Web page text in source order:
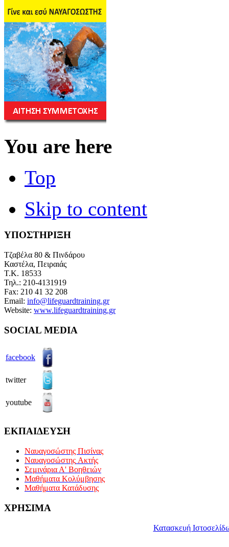
You are here
Top
Skip to content
ΥΠΟΣΤΗΡΙΞΗ
Τζαβέλα 80 & Πινδάρου
Καστέλα, Πειραιάς
Τ.Κ. 18533
Τηλ.: 210-4131919
Fax: 210 41 32 208
Email: info@lifeguardtraining.gr
Website: www.lifeguardtraining.gr
SOCIAL MEDIA
facebook
twitter
youtube
ΕΚΠΑΙΔΕΥΣΗ
Ναυαγοσώστης Πισίνας
Ναυαγοσώστης Ακτής
Σεμινάρια Α' Βοηθειών
Μαθήματα Κολύμβησης
Μαθήματα Κατάδυσης
ΧΡΗΣΙΜΑ
Κατασκευή